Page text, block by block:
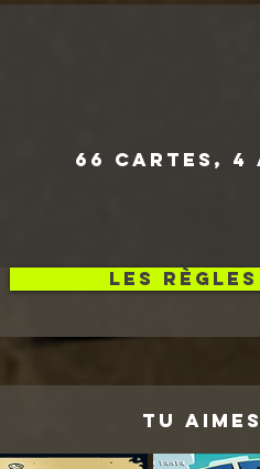
66 cartes, 4
les règles
tu